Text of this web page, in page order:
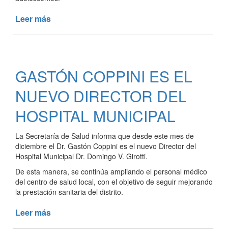
Leer más
EN
LAS
ESCUELAS
ABIERTAS
DE
VERANO
GASTÓN COPPINI ES EL
NUEVO DIRECTOR DEL
HOSPITAL MUNICIPAL
La Secretaría de Salud informa que desde este mes de
diciembre el Dr. Gastón Coppini es el nuevo Director del
Hospital Municipal Dr. Domingo V. Girotti.
De esta manera, se continúa ampliando el personal médico
del centro de salud local, con el objetivo de seguir mejorando
la prestación sanitaria del distrito.
Leer más